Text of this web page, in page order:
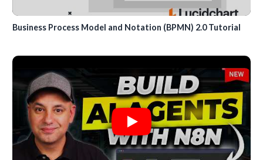
Business Process Model and Notation (BPMN) 2.0 Tutorial